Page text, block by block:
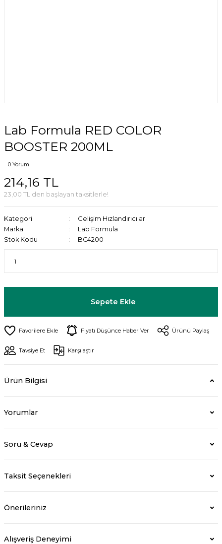
Lab Formula RED COLOR
BOOSTER 200ML
0 Yorum
214,16 TL
23,00 TL den başlayan taksitlerle!
Kategori
Gelişim Hızlandırıcılar
Marka
Lab Formula
Stok Kodu
BC4200
Sepete Ekle
Fiyatı Düşünce Haber Ver Ürünü Paylaş
Tavsiye Et Karşılaştır
Ürün Bilgisi
Yorumlar
Soru & Cevap
Taksit Seçenekleri
Önerileriniz
Alışveriş Deneyimi